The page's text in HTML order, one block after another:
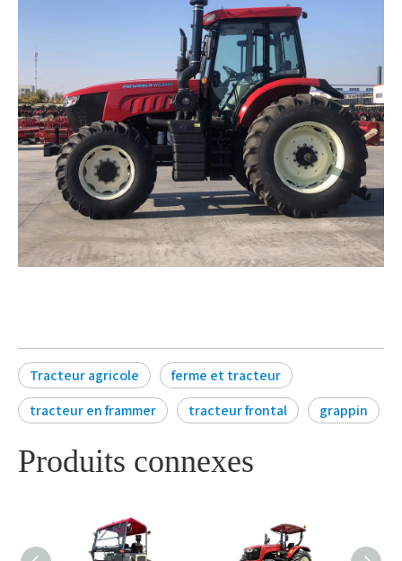
Tracteur agricole
ferme et tracteur
tracteur en frammer
tracteur frontal grappin
Produits connexes